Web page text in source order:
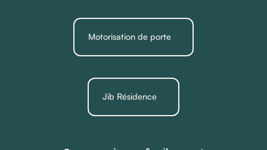
Motorisation de porte
Jib Résidence